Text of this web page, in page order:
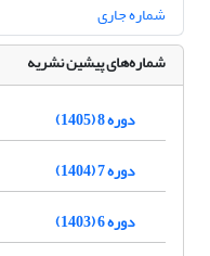
شماره جاری
شماره‌های پیشین نشریه
دوره 8 (1405)
دوره 7 (1404)
دوره 6 (1403)